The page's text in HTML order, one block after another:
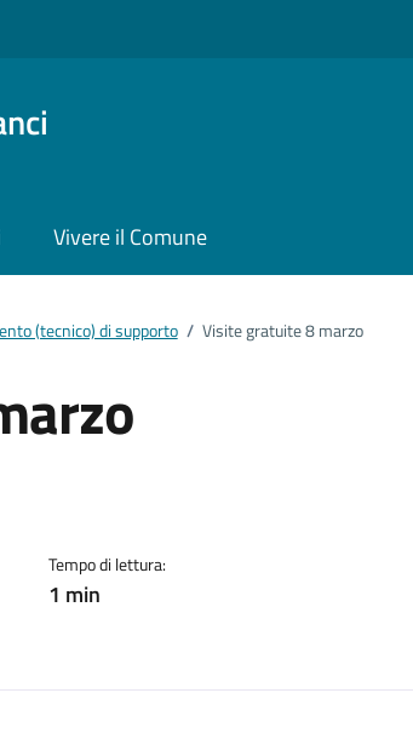
Vivere il Comune
(tecnico) di supporto / Visite gratuite 8 marzo
Tempo di lettura:
1 min